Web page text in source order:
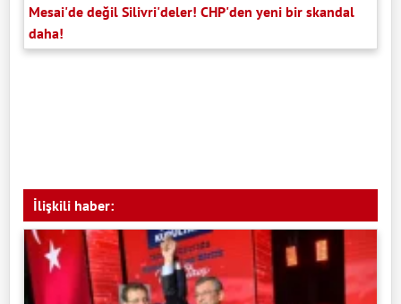
Mesai'de değil Silivri'deler! CHP'den yeni bir skandal
daha!
İlişkili haber: